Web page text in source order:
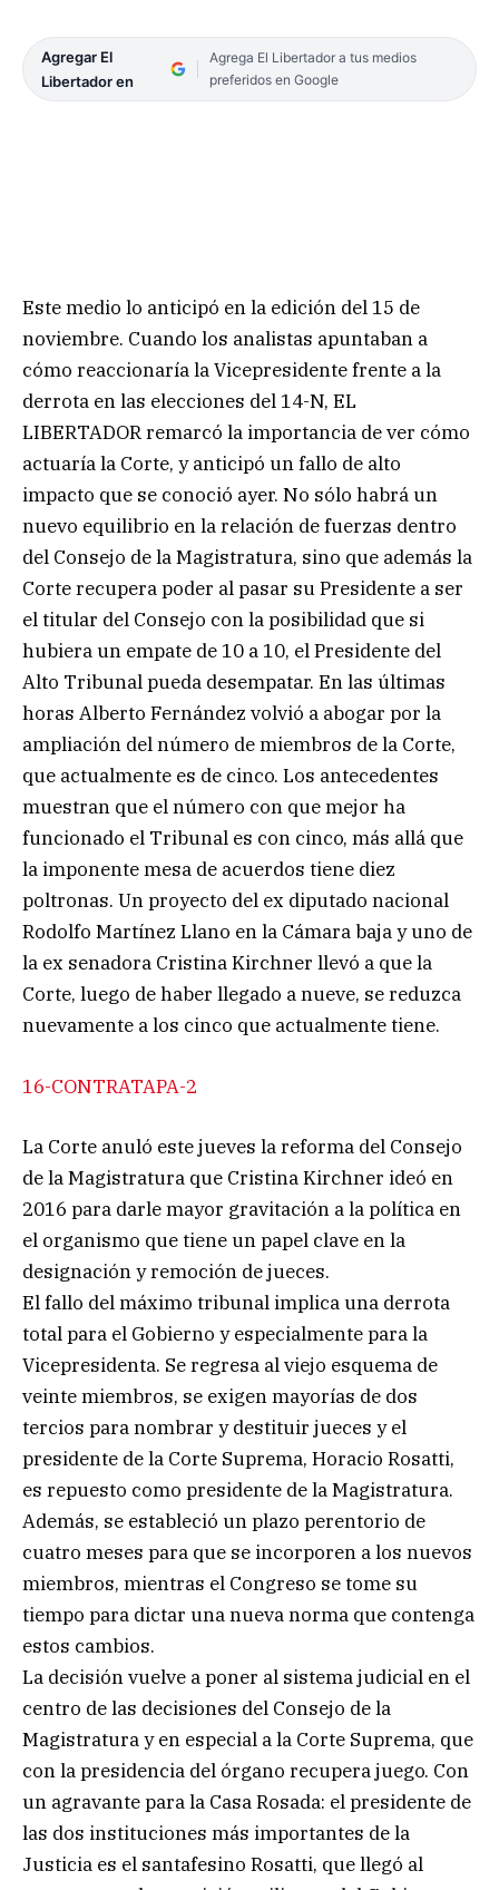
Agregar El
Libertador en
Agrega El Libertador a tus medios
preferidos en Google
Este medio lo anticipó en la edición del 15 de
noviembre. Cuando los analistas apuntaban a
cómo reaccionaría la Vicepresidente frente a la
derrota en las elecciones del 14-N, EL
LIBERTADOR remarcó la importancia de ver cómo
actuaría la Corte, y anticipó un fallo de alto
impacto que se conoció ayer. No sólo habrá un
nuevo equilibrio en la relación de fuerzas dentro
del Consejo de la Magistratura, sino que además la
Corte recupera poder al pasar su Presidente a ser
el titular del Consejo con la posibilidad que si
hubiera un empate de 10 a 10, el Presidente del
Alto Tribunal pueda desempatar. En las últimas
horas Alberto Fernández volvió a abogar por la
ampliación del número de miembros de la Corte,
que actualmente es de cinco. Los antecedentes
muestran que el número con que mejor ha
funcionado el Tribunal es con cinco, más allá que
la imponente mesa de acuerdos tiene diez
poltronas. Un proyecto del ex diputado nacional
Rodolfo Martínez Llano en la Cámara baja y uno de
la ex senadora Cristina Kirchner llevó a que la
Corte, luego de haber llegado a nueve, se reduzca
nuevamente a los cinco que actualmente tiene.
16-CONTRATAPA-2
La Corte anuló este jueves la reforma del Consejo
de la Magistratura que Cristina Kirchner ideó en
2016 para darle mayor gravitación a la política en
el organismo que tiene un papel clave en la
designación y remoción de jueces.
El fallo del máximo tribunal implica una derrota
total para el Gobierno y especialmente para la
Vicepresidenta. Se regresa al viejo esquema de
veinte miembros, se exigen mayorías de dos
tercios para nombrar y destituir jueces y el
presidente de la Corte Suprema, Horacio Rosatti,
es repuesto como presidente de la Magistratura.
Además, se estableció un plazo perentorio de
cuatro meses para que se incorporen a los nuevos
miembros, mientras el Congreso se tome su
tiempo para dictar una nueva norma que contenga
estos cambios.
La decisión vuelve a poner al sistema judicial en el
centro de las decisiones del Consejo de la
Magistratura y en especial a la Corte Suprema, que
con la presidencia del órgano recupera juego. Con
un agravante para la Casa Rosada: el presidente de
las dos instituciones más importantes de la
Justicia es el santafesino Rosatti, que llegó al